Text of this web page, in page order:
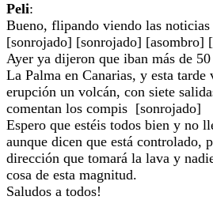
Peli:
Bueno, flipando viendo las
[sonrojado] [sonrojado] [asombro]
Ayer ya dijeron que iban más de
La Palma en Canarias, y esta tarde
erupción un volcán, con siete
comentan los compis [sonrojado]
Espero que estéis todos bien y no
aunque dicen que está controlado,
dirección que tomará la lava y
cosa de esta magnitud.
Saludos a todos!